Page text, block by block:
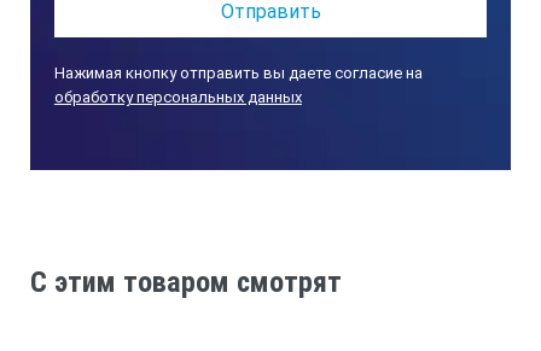
Нажимая кнопку отправить вы даете согласие на
обработку персональных данных
C этим товаром смотрят